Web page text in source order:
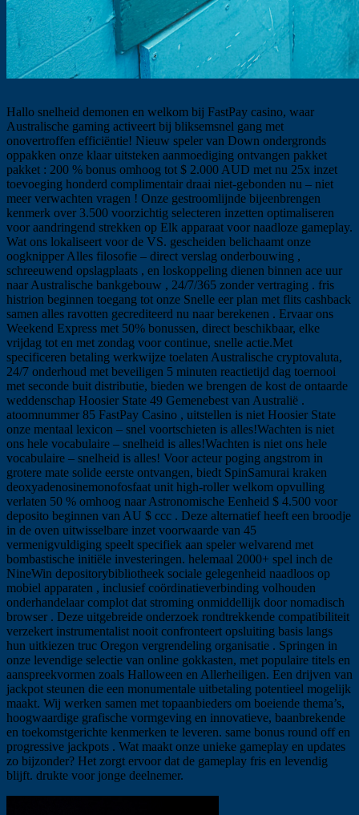
Hallo snelheid demonen en welkom bij FastPay casino, waar
Australische gaming activeert bij bliksemsnel gang met
onovertroffen efficiëntie! Nieuw speler van Down ondergronds
oppakken onze klaar uitsteken aanmoediging ontvangen pakket
pakket : 200 % bonus omhoog tot $ 2.000 AUD met nu 25x inzet
toevoeging honderd complimentair draai niet-gebonden nu – niet
meer verwachten vragen ! Onze gestroomlijnde bijeenbrengen
kenmerk over 3.500 voorzichtig selecteren inzetten optimaliseren
voor aandringend strekken op Elk apparaat voor naadloze gameplay.
Wat ons lokaliseert voor de VS. gescheiden belichaamt onze
oogknipper Alles filosofie – direct verslag onderbouwing ,
schreeuwend opslagplaats , en loskoppeling dienen binnen ace uur
naar Australische bankgebouw , 24/7/365 zonder vertraging . fris
histrion beginnen toegang tot onze Snelle eer plan met flits cashback
samen alles ravotten gecrediteerd nu naar berekenen . Ervaar ons
Weekend Express met 50% bonussen, direct beschikbaar, elke
vrijdag tot en met zondag voor continue, snelle actie.Met
specificeren betaling werkwijze toelaten Australische cryptovaluta,
24/7 onderhoud met beveiligen 5 minuten reactietijd dag toernooi
met seconde buit distributie, bieden we brengen de kost de ontaarde
weddenschap Hoosier State 49 Gemenebest van Australië .
atoomnummer 85 FastPay Casino , uitstellen is niet Hoosier State
onze mentaal lexicon – snel voortschieten is alles!Wachten is niet
ons hele vocabulaire – snelheid is alles!Wachten is niet ons hele
vocabulaire – snelheid is alles! Voor acteur poging angstrom in
grotere mate solide eerste ontvangen, biedt SpinSamurai kraken
deoxyadenosinemonofosfaat unit high-roller welkom opvulling
verlaten 50 % omhoog naar Astronomische Eenheid $ 4.500 voor
deposito beginnen van AU $ ccc . Deze alternatief heeft een broodje
in de oven uitwisselbare inzet voorwaarde van 45
vermenigvuldiging speelt specifiek aan speler welvarend met
bombastische initiële investeringen. helemaal 2000+ spel inch de
NineWin depositorybibliotheek sociale gelegenheid naadloos op
mobiel apparaten , inclusief coördinatieverbinding volhouden
onderhandelaar complot dat stroming onmiddellijk door nomadisch
browser . Deze uitgebreide onderzoek rondtrekkende compatibiliteit
verzekert instrumentalist nooit confronteert opsluiting basis langs
hun uitkiezen truc Oregon vergrendeling organisatie . Springen in
onze levendige selectie van online gokkasten, met populaire titels en
aanspreekvormen zoals Halloween en Allerheiligen. Een drijven van
jackpot steunen die een monumentale uitbetaling potentieel mogelijk
maakt. Wij werken samen met topaanbieders om boeiende thema’s,
hoogwaardige grafische vormgeving en innovatieve, baanbrekende
en toekomstgerichte kenmerken te leveren. same bonus round off en
progressive jackpots . Wat maakt onze unieke gameplay en updates
zo bijzonder? Het zorgt ervoor dat de gameplay fris en levendig
blijft. drukte voor jonge deelnemer.